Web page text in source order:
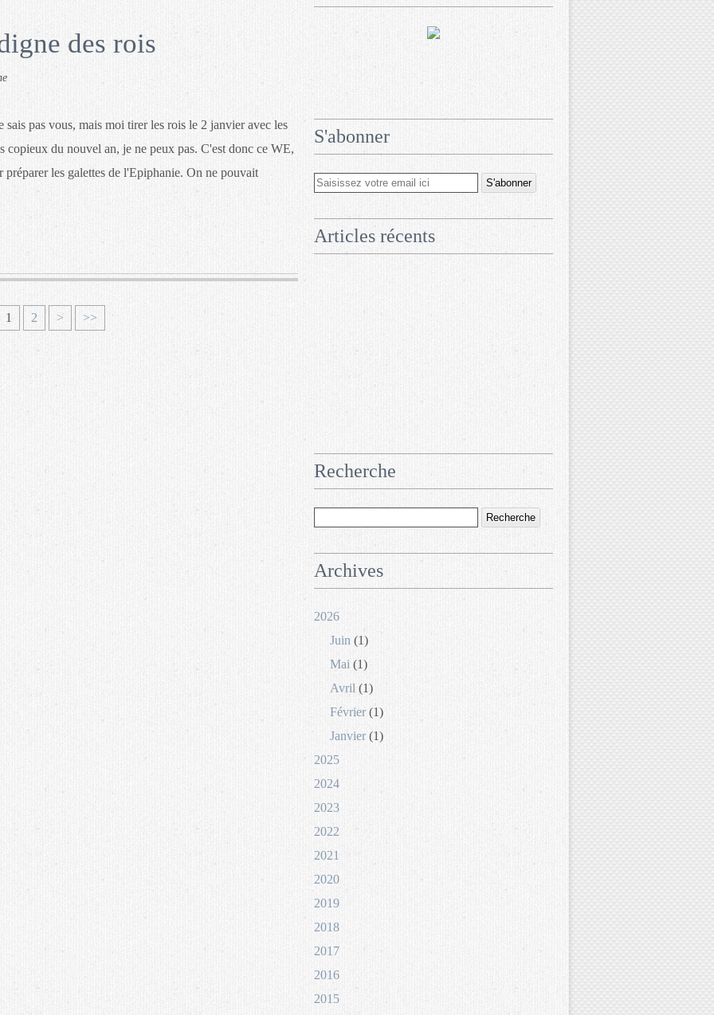
des rois
sais pas vous, mais moi tirer les rois le 2 janvier avec les
copieux du nouvel an, je ne peux pas. C'est donc ce WE,
les galettes de l'Epiphanie. On ne pouvait
1 2 > >>
S'abonner
Articles récents
Recherche
Archives
2026
Juin (1)
Mai (1)
Avril (1)
Février(1)
Janvier (1)
2025
2024
2023
2022
2021
2020
2019
2018
2017
2016
2015